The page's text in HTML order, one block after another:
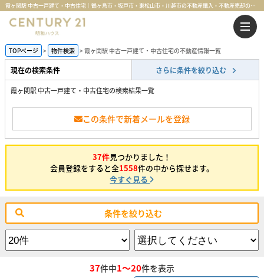
霞ヶ関駅 中古一戸建て・中古住宅｜鶴ヶ島市・坂戸市・東松山市・川越市の不動産購入・不動産売却のことならセンチュリー21明和ハウス
TOPページ 物件検索 霞ヶ関駅 中古一戸建て・中古住宅の不動産情報一覧
現在の検索条件 さらに条件を絞り込む
霞ヶ関駅 中古一戸建て・中古住宅の検索結果一覧
この条件で新着メールを登録
37件見つかりました！
会員登録をすると全1558件の中から探せます。
今すぐ見る
条件を絞り込む
37件中1～20件を表示